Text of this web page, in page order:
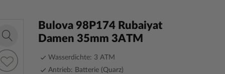
Zoom
in
Bulova 98P174 Rubaiyat
Damen 35mm 3ATM
Wasserdichte: 3 ATM
Antrieb: Batterie (Quarz)